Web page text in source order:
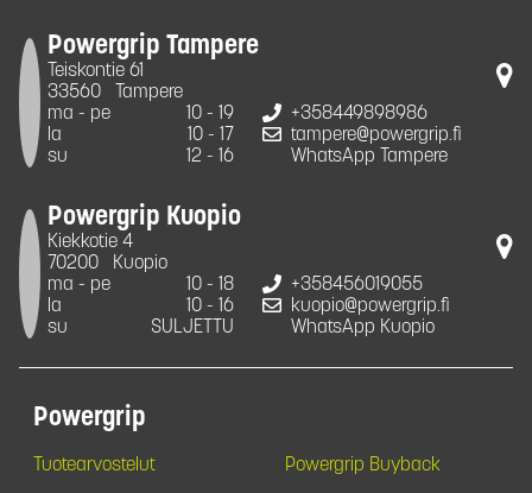
Powergrip Tampere
Teiskontie 61
33560
Tampere
ma - pe
10 - 19
la
10 - 17
su
12 - 16
+358449898986
tampere@powergrip.fi
WhatsApp Tampere
Powergrip Kuopio
Kiekkotie 4
70200
Kuopio
ma - pe
10 - 18
la
10 - 16
su
SULJETTU
+358456019055
kuopio@powergrip.fi
WhatsApp Kuopio
Powergrip
Tuotearvostelut Powergrip Buyback